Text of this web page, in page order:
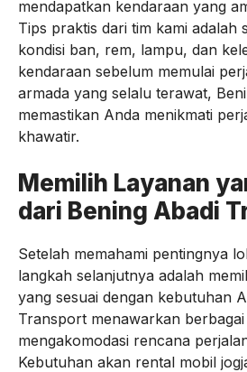
mendapatkan kendaraan yang
Tips praktis dari tim kami adalah
kondisi ban, rem, lampu, dan
kendaraan sebelum memulai
armada yang selalu terawat,
memastikan Anda menikmati
khawatir.
Memilih Layanan
dari Bening Abadi
Setelah memahami pentingnya
langkah selanjutnya adalah
yang sesuai dengan kebutuhan
Transport menawarkan
mengakomodasi rencana
Kebutuhan akan rental mobil